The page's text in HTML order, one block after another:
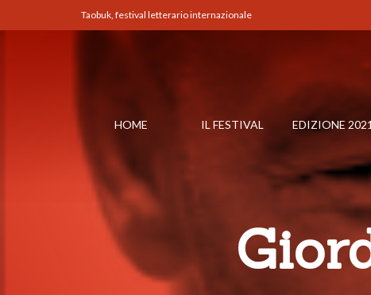
Taobuk, festival letterario internazionale
HOME IL FESTIVAL EDIZIONE 2021